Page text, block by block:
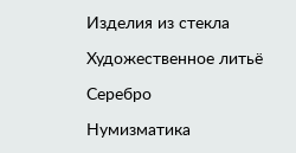
Изделия из стекла
Художественное литьё
Серебро
Нумизматика